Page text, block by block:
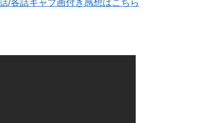
/各話キャプ画付き感想はこちら